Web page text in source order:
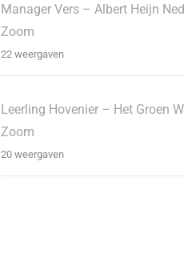
Manager Vers – Albert Heijn
Zoom
22 weergaven
Leerling Hovenier – Het Groen
Zoom
20 weergaven